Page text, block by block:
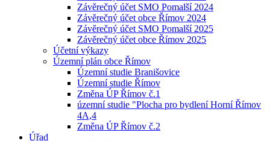
Závěrečný účet SMO Pomalší 2024
Závěrečný účet obce Římov 2024
Závěrečný účet SMO Pomalší 2025
Závěrečný účet obce Římov 2025
Účetní výkazy
Územní plán obce Římov
Územní studie Branišovice
Územní studie Římov
Změna ÚP Římov č.1
územní studie "Plocha pro bydlení Horní Římov
4A,4
Změna ÚP Římov č.2
Úřad